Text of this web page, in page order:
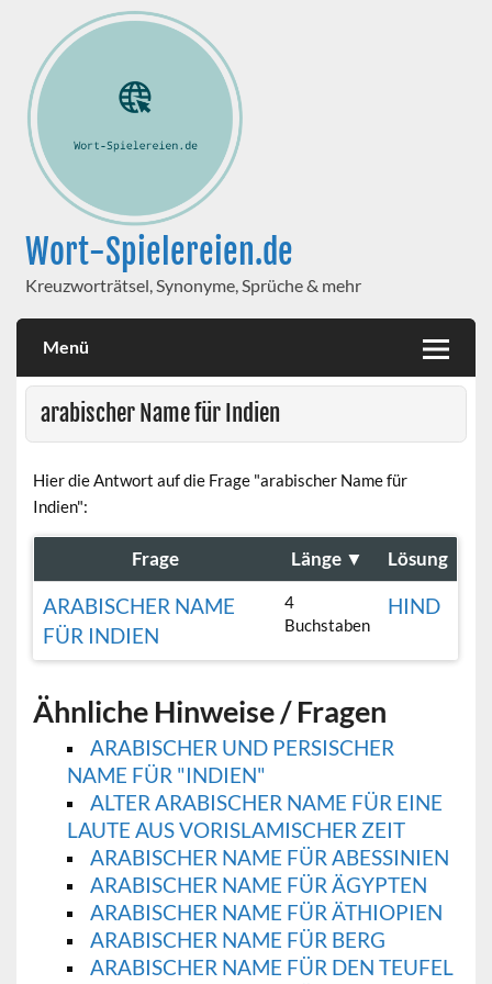
Wort-Spielereien.de
Kreuzworträtsel, Synonyme, Sprüche & mehr
Menü
arabischer Name für Indien
Hier die Antwort auf die Frage "arabischer Name für
Indien":
Frage Länge ▼ Lösung
ARABISCHER NAME
FÜR INDIEN
4
Buchstaben
HIND
Ähnliche Hinweise / Fragen
ARABISCHER UND PERSISCHER
NAME FÜR "INDIEN"
ALTER ARABISCHER NAME FÜR EINE
LAUTE AUS VORISLAMISCHER ZEIT
ARABISCHER NAME FÜR ABESSINIEN
ARABISCHER NAME FÜR ÄGYPTEN
ARABISCHER NAME FÜR ÄTHIOPIEN
ARABISCHER NAME FÜR BERG
ARABISCHER NAME FÜR DEN TEUFEL